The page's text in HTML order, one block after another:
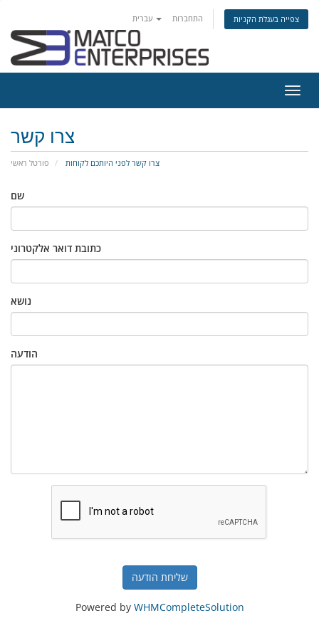
התחברות צפייה בעגלת הקניות
ניווט
צרו קשר
פורטל ראשי צרו קשר לפני היותכם לקוחות
שם
כתובת דואר אלקטרוני
נושא
הודעה
שליחת הודעה
Powered by WHMCompleteSolution